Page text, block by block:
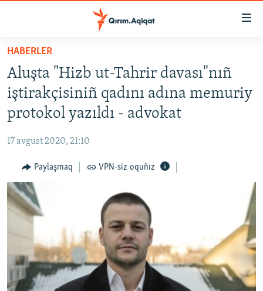
Esas
qaytmaq
Baş
navigatsiyağa
qaytmaq
Qıdıruvğa
qaytmaq
HABERLER
SİYASET
İQTİSADİYAT
MEDENİYET
İNSAN AQLARI
VİDEO
SÜRET
FİKİR
Русский
HABERLER
Aluşta "Hizb ut-Tahrir davası"nıñ
iştirakçisiniñ qadını adına memuriy
protokol yazıldı - advokat
17 avgust 2020, 21:10
Paylaşmaq VPN-siz oquñız